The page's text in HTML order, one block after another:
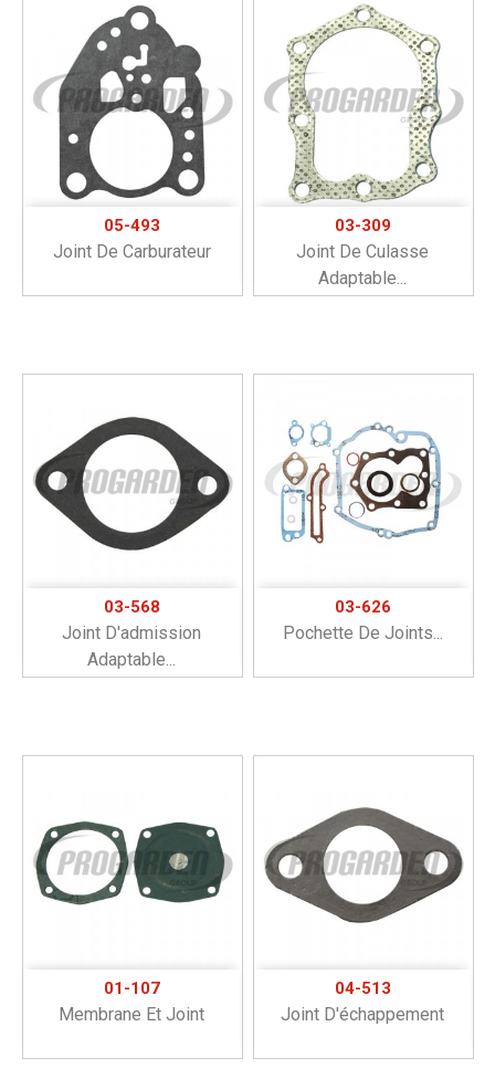
05-493
Joint De Carburateur
03-309
Joint De Culasse
Adaptable...
03-568
Joint D'admission
Adaptable...
03-626
Pochette De Joints...
01-107
Membrane Et Joint
04-513
Joint D'échappement